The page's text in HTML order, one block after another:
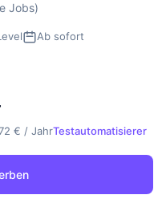
Jobs)
Ab sofort
€ / JahrTestautomatisierer